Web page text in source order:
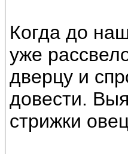
Когда до
уже
дверцу и
довести.
стрижки